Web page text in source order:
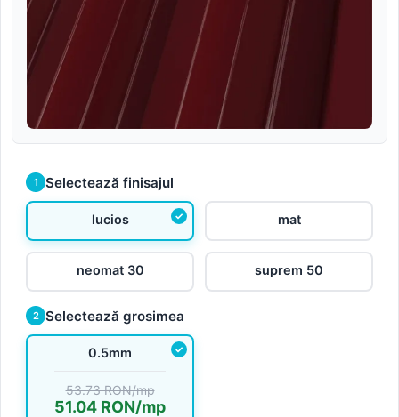
1 Selectează finisajul
lucios mat
neomat 30 suprem 50
2 Selectează grosimea
0.5mm
53.73 RON/mp
51.04 RON/mp